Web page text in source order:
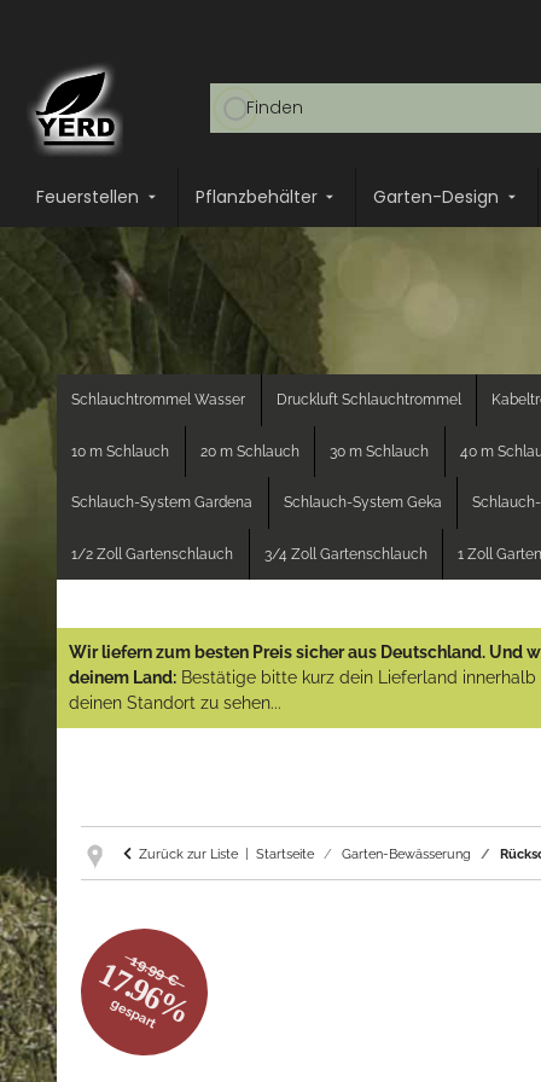
Feuerstellen Pflanzbehälter Garten-Design
Schlauchtrommel Wasser Druckluft Schlauchtrommel
10 m Schlauch 20 m Schlauch 30 m Schlauch 40 m
Schlauch-System Gardena Schlauch-System Geka
1/2 Zoll Gartenschlauch 3/4 Zoll Gartenschlauch 1 Zoll
Wir liefern zum besten Preis sicher aus Deutschland. Und
deinem Land: Bestätige bitte kurz dein Lieferland
deinen Standort zu sehen...
Zurück zur Liste Startseite Garten-Bewässerung
19.99 €
17.96%
gespart